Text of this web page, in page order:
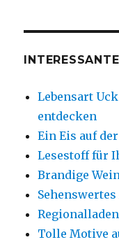
Lebensart
entdecken
Ein Eis auf
Lesestoff für
Brandige
Tolle Motive